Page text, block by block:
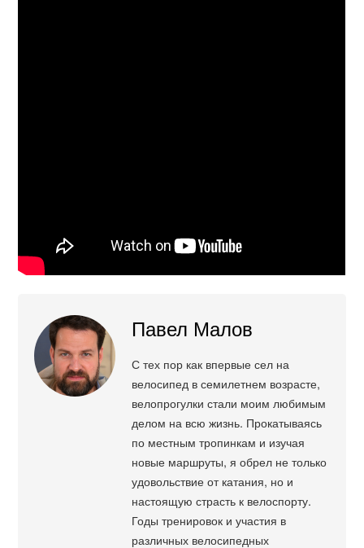
Павел Малов
С тех пор как впервые сел на
велосипед в семилетнем возрасте,
велопрогулки стали моим любимым
делом на всю жизнь. Прокатываясь
по местным тропинкам и изучая
новые маршруты, я обрел не только
удовольствие от катания, но и
настоящую страсть к велоспорту.
Годы тренировок и участия в
различных велосипедных